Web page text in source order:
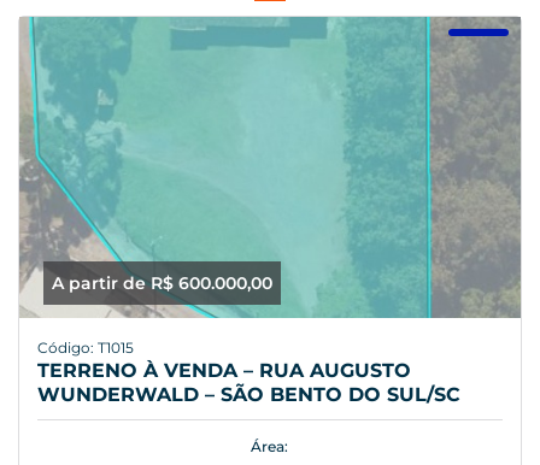
A partir de R$ 600.000,00
Código: T1015
TERRENO À VENDA – RUA AUGUSTO
WUNDERWALD – SÃO BENTO DO SUL/SC
Área: